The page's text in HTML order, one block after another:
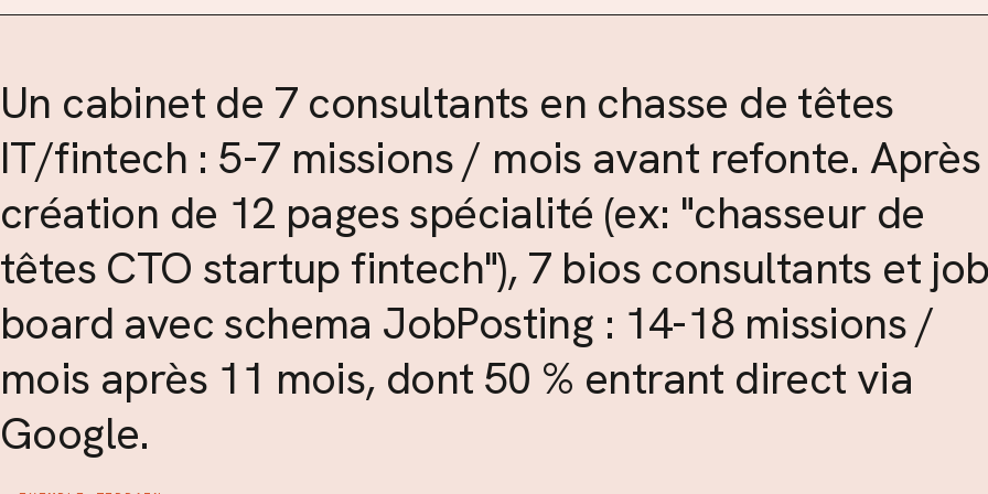
Un cabinet de 7 consultants en chasse de têtes
IT/fintech : 5-7 missions / mois avant refonte. Après
création de 12 pages spécialité (ex: "chasseur de
têtes CTO startup fintech"), 7 bios consultants et
board avec schema JobPosting : 14-18 missions /
mois après 11 mois, dont 50 % entrant direct via
Google.